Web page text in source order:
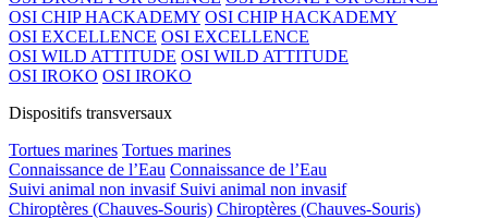
OSI CHIP HACKADEMY OSI CHIP HACKADEMY
OSI EXCELLENCE OSI EXCELLENCE
OSI WILD ATTITUDE OSI WILD ATTITUDE
OSI IROKO OSI IROKO
Dispositifs transversaux
Tortues marines Tortues marines
Connaissance de l’Eau Connaissance de l’Eau
Suivi animal non invasif Suivi animal non invasif
Chiroptères (Chauves-Souris) Chiroptères (Chauves-Souris)